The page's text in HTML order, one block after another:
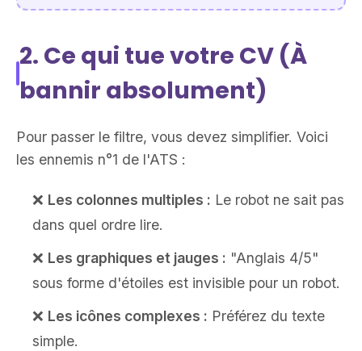
2. Ce qui tue votre CV (À
bannir absolument)
Pour passer le filtre, vous devez simplifier. Voici
les ennemis n°1 de l'ATS :
❌ Les colonnes multiples : Le robot ne sait pas
dans quel ordre lire.
❌ Les graphiques et jauges : "Anglais 4/5"
sous forme d'étoiles est invisible pour un robot.
❌ Les icônes complexes : Préférez du texte
simple.